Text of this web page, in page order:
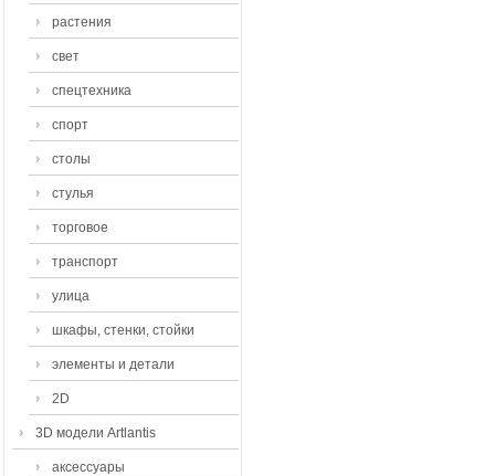
растения
свет
спецтехника
спорт
столы
стулья
торговое
транспорт
улица
шкафы, стенки, стойки
элементы и детали
2D
3D модели Artlantis
аксессуары